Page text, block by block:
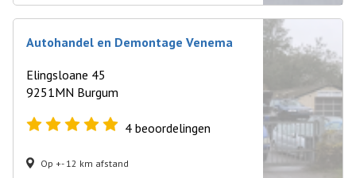
Autohandel en Demontage Venema
Elingsloane 45
9251MN Burgum
4 beoordelingen
Op +- 12 km afstand